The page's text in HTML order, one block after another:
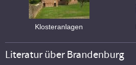
Klosteranlagen
Literatur über Brandenburg